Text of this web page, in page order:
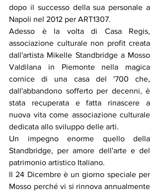
dopo il successo della sua personale a
Napoli nel 2012 per ART1307.
Adesso è la volta di Casa Regis,
associazione culturale non profit creata
dall'artista Mikelle Standbridge a Mosso
Valdilana in Piemonte nella magica
cornice di una casa del '700 che,
dall'abbandono sofferto per decenni, è
stata recuperata e fatta rinascere a
nuova vita come associazione culturale
dedicata allo sviluppo delle arti.
Un impegno enorme quello della
Standbridge, per amore dell'arte e del
patrimonio artistico Italiano.
Il 24 Dicembre è un giorno speciale per
Mosso perché vi si rinnova annualmente